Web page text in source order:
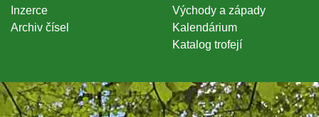
Inzerce
Archiv čísel
Východy a západy
Kalendárium
Katalog trofejí